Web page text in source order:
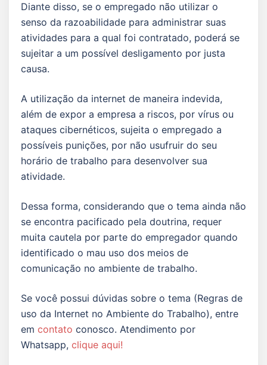
Diante disso, se o empregado não utilizar o
senso da razoabilidade para administrar suas
atividades para a qual foi contratado, poderá se
sujeitar a um possível desligamento por justa
causa.
A utilização da internet de maneira indevida,
além de expor a empresa a riscos, por vírus ou
ataques cibernéticos, sujeita o empregado a
possíveis punições, por não usufruir do seu
horário de trabalho para desenvolver sua
atividade.
Dessa forma, considerando que o tema ainda não
se encontra pacificado pela doutrina, requer
muita cautela por parte do empregador quando
identificado o mau uso dos meios de
comunicação no ambiente de trabalho.
Se você possui dúvidas sobre o tema (Regras de
uso da Internet no Ambiente do Trabalho), entre
em contato conosco. Atendimento por
Whatsapp, clique aqui!